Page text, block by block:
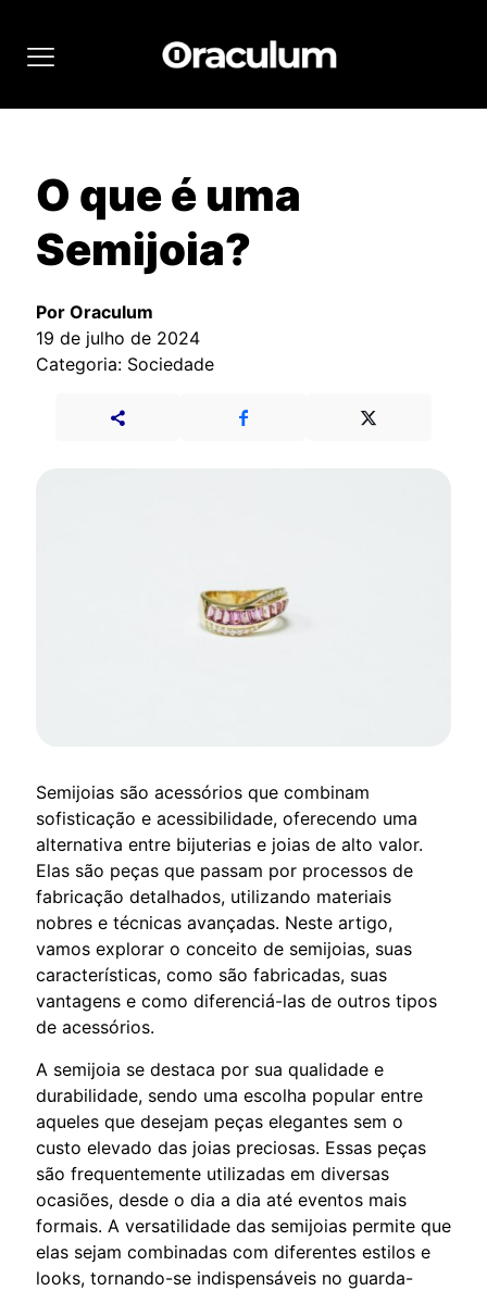
O que é uma
Semijoia?
Por Oraculum
19 de julho de 2024
Categoria: Sociedade
Semijoias são acessórios que combinam
sofisticação e acessibilidade, oferecendo uma
alternativa entre bijuterias e joias de alto valor.
Elas são peças que passam por processos de
fabricação detalhados, utilizando materiais
nobres e técnicas avançadas. Neste artigo,
vamos explorar o conceito de semijoias, suas
características, como são fabricadas, suas
vantagens e como diferenciá-las de outros tipos
de acessórios.
A semijoia se destaca por sua qualidade e
durabilidade, sendo uma escolha popular entre
aqueles que desejam peças elegantes sem o
custo elevado das joias preciosas. Essas peças
são frequentemente utilizadas em diversas
ocasiões, desde o dia a dia até eventos mais
formais. A versatilidade das semijoias permite que
elas sejam combinadas com diferentes estilos e
looks, tornando-se indispensáveis no guarda-